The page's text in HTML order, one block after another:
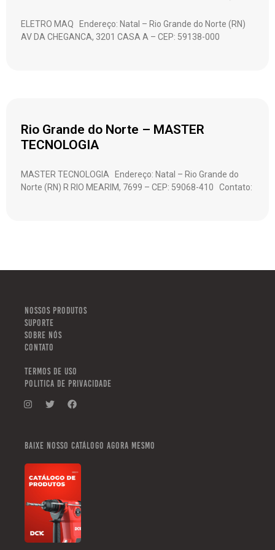
ELETRO MAQ Endereço: Natal – Rio Grande do Norte (RN)
AV DA CHEGANCA, 3201 CASA A – CEP: 59138-000
Rio Grande do Norte – MASTER
TECNOLOGIA
MASTER TECNOLOGIA Endereço: Natal – Rio Grande do
Norte (RN) R RIO MEARIM, 7699 – CEP: 59068-410 Contato:
NOSSOS PRODUTOS
SUPORTE
SOBRE NÓS
CONTATO
TERMOS DE USO
POLITICA DE PRIVACIDADE
Baixe nosso catálogo agora mesmo